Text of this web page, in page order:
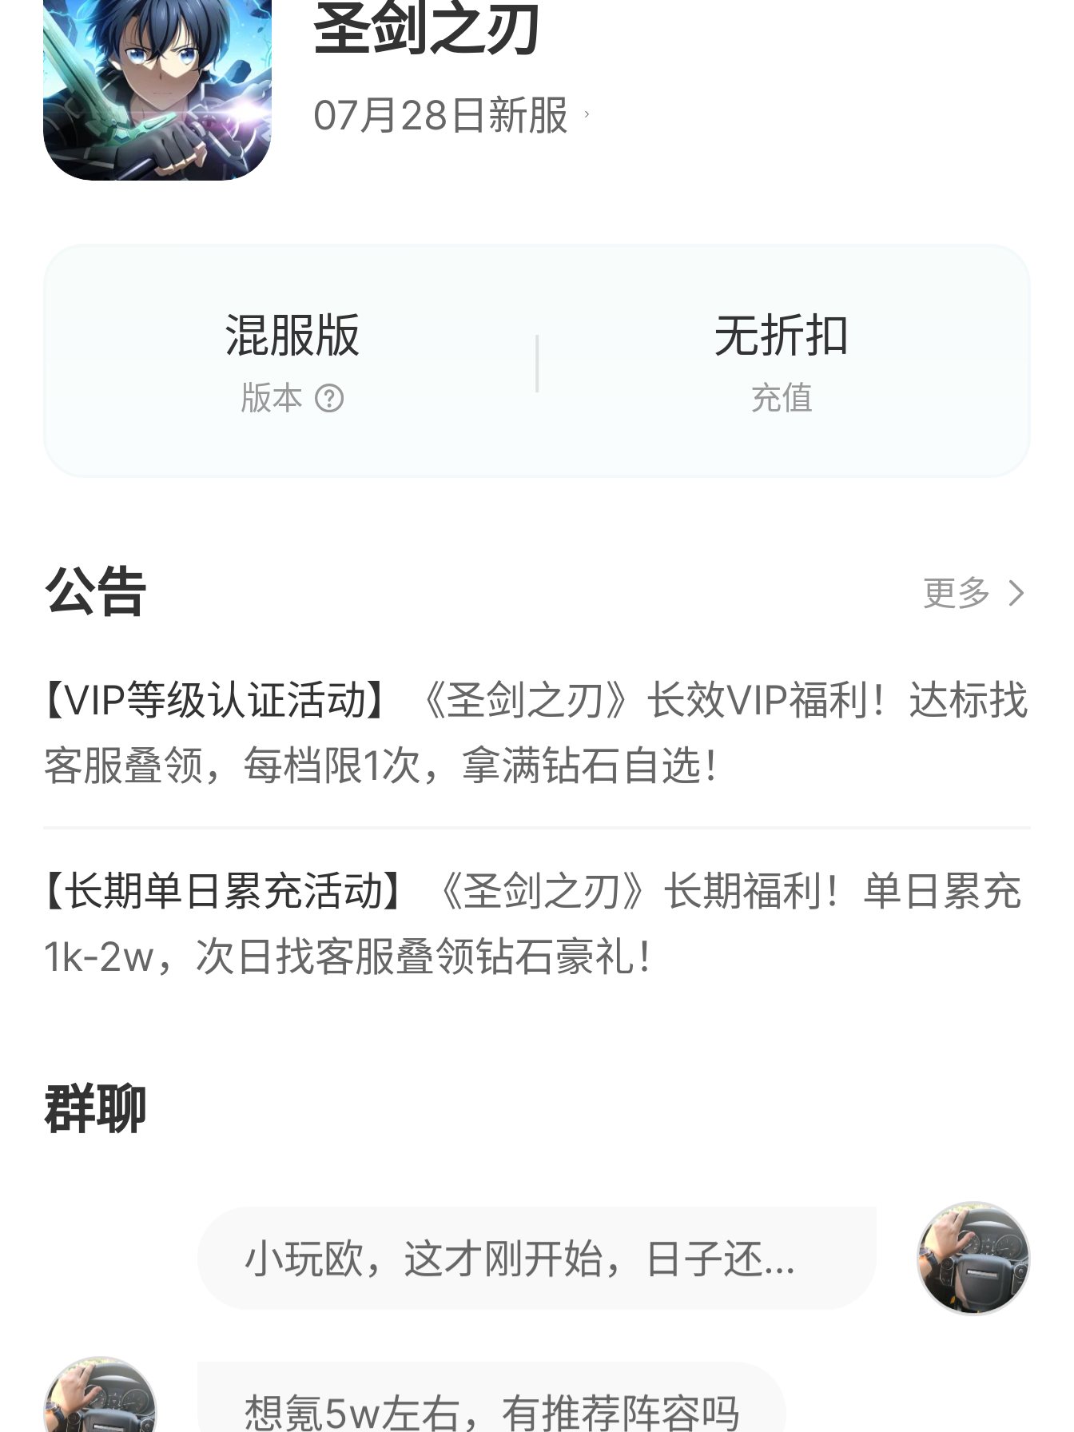
圣剑之刃
07月28日新服
混服版
版本
无折扣
充值
公告 更多
【VIP等级认证活动】
《圣剑之刃》长效VIP福利！达标找
客服叠领，每档限1次，拿满钻石自选！
【长期单日累充活动】
《圣剑之刃》长期福利！单日累充
1k-2w，次日找客服叠领钻石豪礼！
群聊
黑衣剑影这个新区什么时候开的
啊 谁知道的告诉我一下
这孩子被打破防了，哈哈哈
你放心吧，我谁也不打，就盯着
的名字，想祸水东引哈哈哈哈哈
我知道你也在，你两千万别怂
希望你不要退缩，继续用轻柔打
我，大号留着吃第一
私服最少有一年，只要你在我就
小玩欧，这才刚开始，日子还
想氪5w左右，有推荐阵容吗